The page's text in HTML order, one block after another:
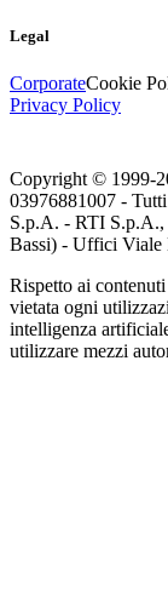
Legal
CorporateCookie
Privacy Policy
Copyright © 1999-
03976881007 -
S.p.A. - RTI S.p.A.,
Bassi) - Uffici Viale
Rispetto ai
vietata ogni
intelligenza
utilizzare mezzi